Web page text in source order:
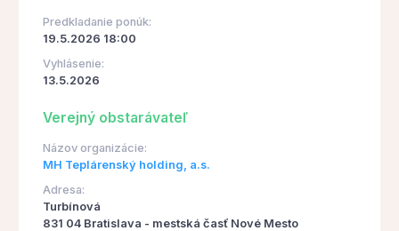
Predkladanie ponúk:
19.5.2026 18:00
Vyhlásenie:
13.5.2026
Verejný obstarávateľ
Názov organizácie:
MH Teplárenský holding, a.s.
Adresa:
Turbínová
831 04 Bratislava - mestská časť Nové Mesto